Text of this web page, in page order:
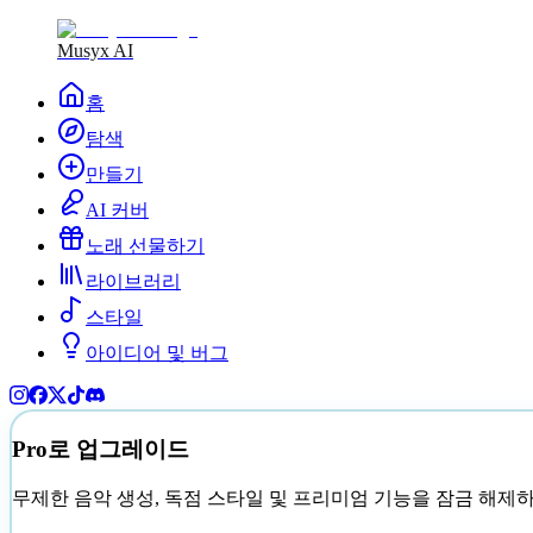
Musyx AI
홈
탐색
만들기
AI 커버
노래 선물하기
라이브러리
스타일
아이디어 및 버그
Pro로 업그레이드
무제한 음악 생성, 독점 스타일 및 프리미엄 기능을 잠금 해제